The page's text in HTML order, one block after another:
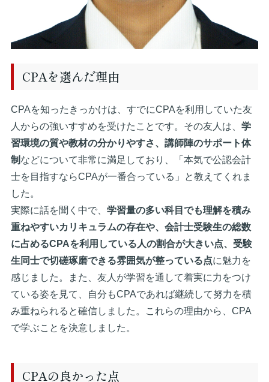
CPAを選んだ理由
CPAを知ったきっかけは、すでにCPAを利用していた友
人からの強いすすめを受けたことです。その友人は、 学
習環境の質や教材の分かりやすさ、講師陣のサポート体
制 などについて非常に満足しており、「本気で公認会計
士を目指すならCPAが一番合っている」と教えてくれま
した。
実際に話を聞く中で、 学習量の多い科目でも理解を積み
重ねやすいカリキュラムの存在や、会計士受験生の総数
に占めるCPAを利用している人の割合が大きい点、受験
生同士で切磋琢磨できる雰囲気が整っている点に魅力を
感じました。また、友人が学習を通して着実に力をつけ
ている姿を見て、自分もCPAであれば継続して努力を積
み重ねられると確信しました。これらの理由から、CPA
で学ぶことを決意しました。
CPAの良かった点